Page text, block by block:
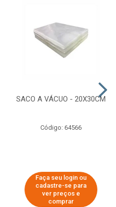
SACO A VÁCUO - 20X30CM
Código: 64566
Faça seu login ou
cadastre-se para
ver preços e
comprar